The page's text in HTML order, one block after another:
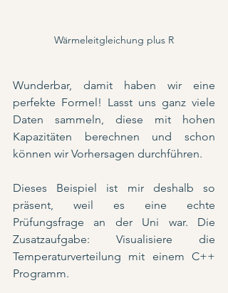
Wärmeleitgleichung plus R
Wunderbar, damit haben wir eine
perfekte Formel! Lasst uns ganz viele
Daten sammeln, diese mit hohen
Kapazitäten berechnen und schon
können wir Vorhersagen durchführen.
Dieses Beispiel ist mir deshalb so
präsent, weil es eine echte
Prüfungsfrage an der Uni war. Die
Zusatzaufgabe: Visualisiere die
Temperaturverteilung mit einem C++
Programm.